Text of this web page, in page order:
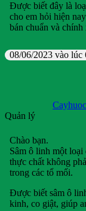
Được biết đây là
cho em hỏi hiện
bán chuẩn và chính
08/06/2023 vào lúc
Quản lý
Chào bạn.
Sâm ô linh một loại
thực chất không
trong các tổ mối.
Được biết sâm ô
kinh, co giật, giúp